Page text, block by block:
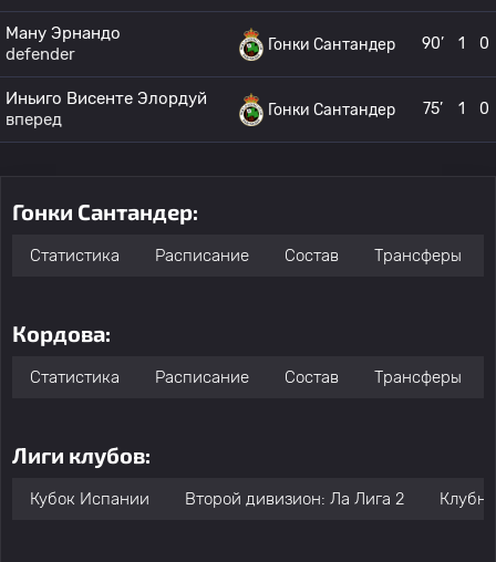
Ману Эрнандо
defender
Гонки Сантандер 90’ 1 0
Иньиго Висенте Элордуй
вперед
Гонки Сантандер 75’ 1 0
Гонки Сантандер:
Статистика Расписание Состав Трансферы
Кордова:
Статистика Расписание Состав Трансферы
Лиги клубов:
Кубок Испании Второй дивизион: Ла Лига 2